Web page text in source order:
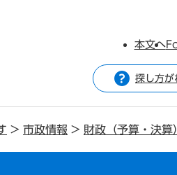
本文へ
探し方が
> 市政情報 > 財政（予算・決算